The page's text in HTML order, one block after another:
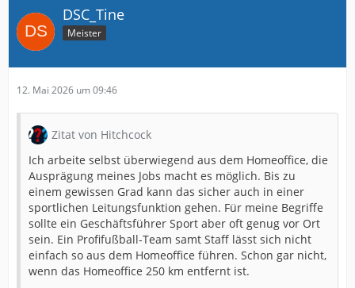
DSC_Tine
Meister
12. Mai 2026 um 09:46
Zitat von Hitchcock
Ich arbeite selbst überwiegend aus dem Homeoffice, die
Ausprägung meines Jobs macht es möglich. Bis zu
einem gewissen Grad kann das sicher auch in einer
sportlichen Leitungsfunktion gehen. Für meine Begriffe
sollte ein Geschäftsführer Sport aber oft genug vor Ort
sein. Ein Profifußball-Team samt Staff lässt sich nicht
einfach so aus dem Homeoffice führen. Schon gar nicht,
wenn das Homeoffice 250 km entfernt ist.